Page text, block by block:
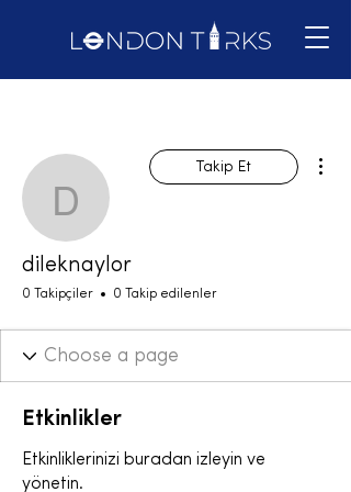
dileknaylor
Takip Et
dileknaylor
0 Takipçiler 0 Takip edilenler
Etkinlikler
Etkinliklerinizi buradan izleyin ve
yönetin.